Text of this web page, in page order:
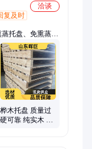
洽谈
复及时
托盘、免熏蒸托
物流托盘、半导
箱、危险品包装
设备包装箱
桦木托盘 质量过
硬可靠 纯实木 收